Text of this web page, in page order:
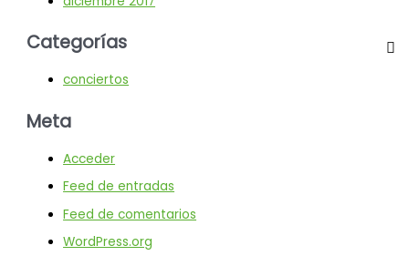
Categorías
conciertos
Meta
Acceder
Feed de entradas
Feed de comentarios
WordPress.org